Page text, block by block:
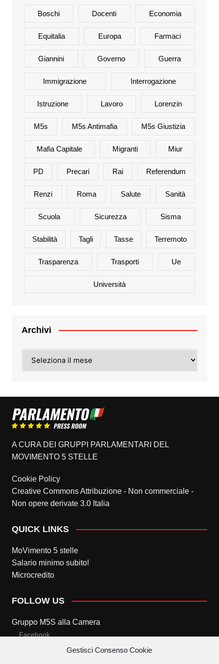
Gestisci Consenso Cookie
Boschi Docenti Economia
Equitalia Europa Farmaci
Giannini Governo Guerra
Immigrazione Interrogazione
Istruzione Lavoro Lorenzin
M5s M5s Antimafia M5s Giustizia
Mafia Capitale Migranti Miur
PD Precari Rai Referendum
Renzi Roma Salute Sanità
Scuola Sicurezza Sisma
Stabilità Tagli Tasse Terremoto
Trasparenza Trasporti Ue
Università
Archivi
A CURA DEI GRUPPI PARLAMENTARI DEL
MOVIMENTO 5 STELLE
Cookie Policy
Creative Commons Attribuzione - Non commerciale -
Non opere derivate 3.0 Italia
QUICK LINKS
MoVimento 5 stelle
Salario minimo subito!
Microcredito
FOLLOW US
Gruppo M5S alla Camera
Facebook